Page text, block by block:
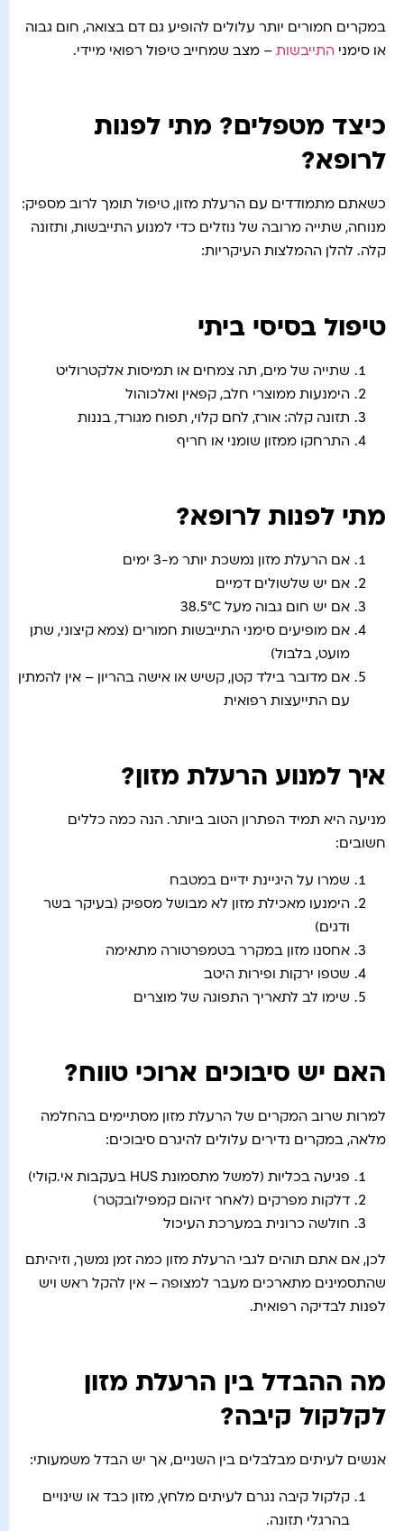
במקרים חמורים יותר עלולים להופיע גם דם בצואה, חום גבוה
או סימני התייבשות – מצב שמחייב טיפול רפואי מיידי.
כיצד מטפלים? מתי לפנות
לרופא?
כשאתם מתמודדים עם הרעלת מזון, טיפול תומך לרוב מספיק:
מנוחה, שתייה מרובה של נוזלים כדי למנוע התייבשות, ותזונה
קלה. להלן ההמלצות העיקריות:
טיפול בסיסי ביתי
שתייה של מים, תה צמחים או תמיסות אלקטרוליט
הימנעות ממוצרי חלב, קפאין ואלכוהול
תזונה קלה: אורז, לחם קלוי, תפוח מגורד, בננות
התרחקו ממזון שומני או חריף
מתי לפנות לרופא?
אם הרעלת מזון נמשכת יותר מ-3 ימים
אם יש שלשולים דמיים
אם יש חום גבוה מעל 38.5°C
אם מופיעים סימני התייבשות חמורים (צמא קיצוני, שתן
מועט, בלבול)
אם מדובר בילד קטן, קשיש או אישה בהריון – אין להמתין
עם התייעצות רפואית
איך למנוע הרעלת מזון?
מניעה היא תמיד הפתרון הטוב ביותר. הנה כמה כללים
חשובים:
שמרו על היגיינת ידיים במטבח
הימנעו מאכילת מזון לא מבושל מספיק (בעיקר בשר
ודגים)
אחסנו מזון במקרר בטמפרטורה מתאימה
שטפו ירקות ופירות היטב
שימו לב לתאריך התפוגה של מוצרים
האם יש סיבוכים ארוכי טווח?
למרות שרוב המקרים של הרעלת מזון מסתיימים בהחלמה
מלאה, במקרים נדירים עלולים להיגרם סיבוכים:
פגיעה בכליות (למשל מתסמונת HUS בעקבות אי.קולי)
דלקות מפרקים (לאחר זיהום קמפילובקטר)
חולשה כרונית במערכת העיכול
לכן, אם אתם תוהים לגבי הרעלת מזון כמה זמן נמשך, וזיהיתם
שהתסמינים מתארכים מעבר למצופה – אין להקל ראש ויש
לפנות לבדיקה רפואית.
מה ההבדל בין הרעלת מזון
לקלקול קיבה?
אנשים לעיתים מבלבלים בין השניים, אך יש הבדל משמעותי:
קלקול קיבה נגרם לעיתים מלחץ, מזון כבד או שינויים
בהרגלי תזונה.